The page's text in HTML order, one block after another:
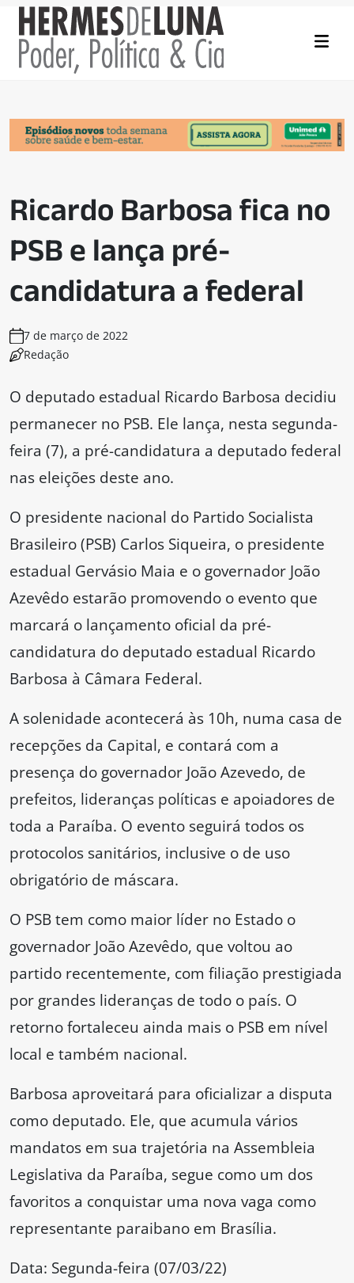
Ricardo Barbosa fica no
PSB e lança pré-
candidatura a federal
7 de março de 2022
Redação
O deputado estadual Ricardo Barbosa decidiu
permanecer no PSB. Ele lança, nesta segunda-
feira (7), a pré-candidatura a deputado federal
nas eleições deste ano.
O presidente nacional do Partido Socialista
Brasileiro (PSB) Carlos Siqueira, o presidente
estadual Gervásio Maia e o governador João
Azevêdo estarão promovendo o evento que
marcará o lançamento oficial da pré-
candidatura do deputado estadual Ricardo
Barbosa à Câmara Federal.
A solenidade acontecerá às 10h, numa casa de
recepções da Capital, e contará com a
presença do governador João Azevedo, de
prefeitos, lideranças políticas e apoiadores de
toda a Paraíba. O evento seguirá todos os
protocolos sanitários, inclusive o de uso
obrigatório de máscara.
O PSB tem como maior líder no Estado o
governador João Azevêdo, que voltou ao
partido recentemente, com filiação prestigiada
por grandes lideranças de todo o país. O
retorno fortaleceu ainda mais o PSB em nível
local e também nacional.
Barbosa aproveitará para oficializar a disputa
como deputado. Ele, que acumula vários
mandatos em sua trajetória na Assembleia
Legislativa da Paraíba, segue como um dos
favoritos a conquistar uma nova vaga como
representante paraibano em Brasília.
Data: Segunda-feira (07/03/22)